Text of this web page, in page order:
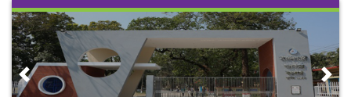
Skip
content
Previous